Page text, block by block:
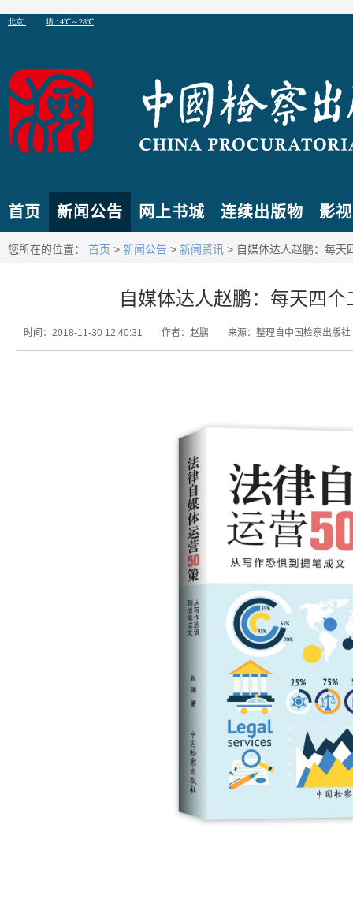
首页 新闻公告 网上书城 连续出版物 影
您所在的位置： 首页 > 新闻公告 > 新闻资讯 > 自媒体达人赵鹏：每天
自媒体达人赵鹏：每天四
时间：2018-11-30 12:40:31 作者：赵鹏 来源：整理自中国检察出版